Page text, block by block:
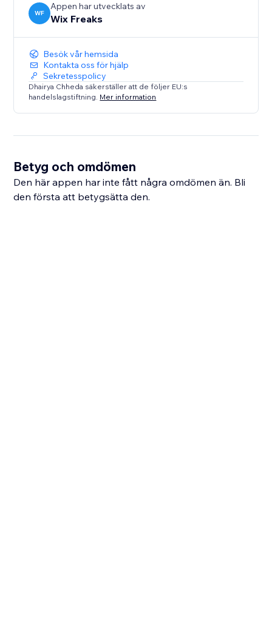
WF
Appen har utvecklats av
Wix Freaks
Besök vår hemsida
Kontakta oss för hjälp
Sekretesspolicy
Dhairya Chheda säkerställer att de följer EU:s
handelslagstiftning. Mer information
Betyg och omdömen
Den här appen har inte fått några omdömen än. Bli
den första att betygsätta den.